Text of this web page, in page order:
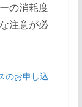
の消耗度
注意が必
のお申し込